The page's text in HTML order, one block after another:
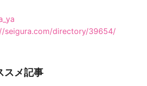
seigura.com/directory/39654/
スメ記事